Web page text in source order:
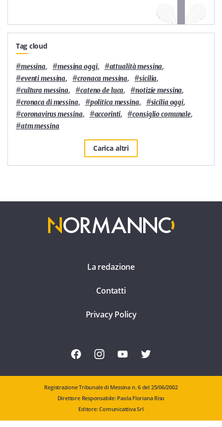
Tag cloud
#messina, #messina oggi, #attualità messina,
#eventi messina, #cronaca messina, #sicilia,
#cultura messina, #cateno de luca, #notizie messina,
#cronaca di messina, #politica messina, #sicilia oggi,
#coronavirus messina, #accorinti, #consiglio comunale,
#atm messina
Carica altri
La redazione
Contatti
Privacy Policy
Registrazione Tribunale di Messina n. 6 del 25/06/2002
Direttore Responsabile: Paola Floriana Riso
Editore: Comunicattiva Srl